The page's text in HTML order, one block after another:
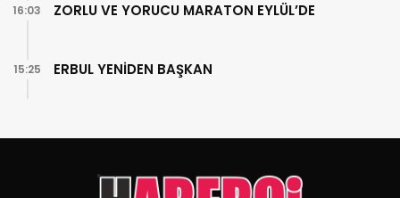
ZORLU VE YORUCU MARATON EYLÜL’DE
16:03
ERBUL YENİDEN BAŞKAN
15:25